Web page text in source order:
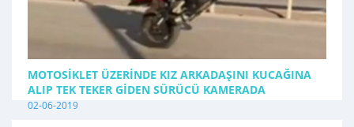
MOTOSIKLET ÜZERINDE KIZ ARKADAŞINI KUCAĞINA
ALIP TEK TEKER GIDEN SÜRÜCÜ KAMERADA
02-06-2019